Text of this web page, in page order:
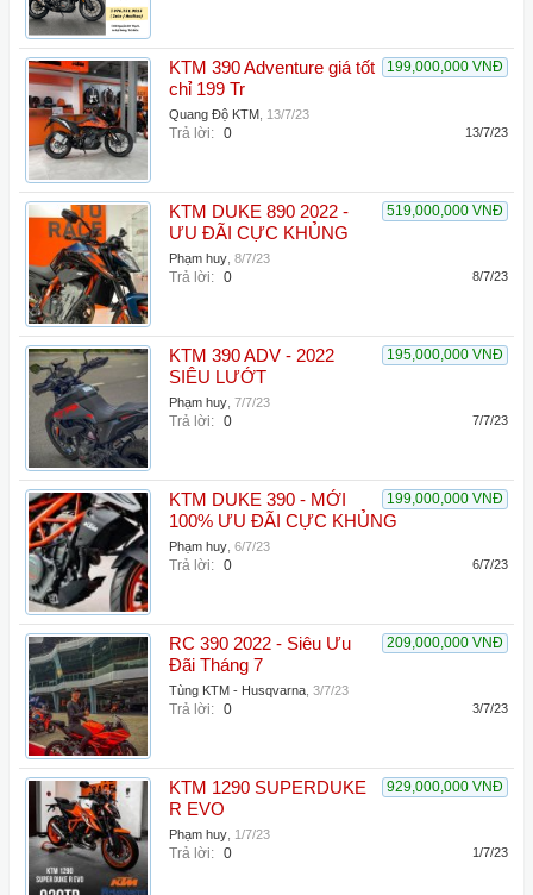
199,000,000 VNĐ
KTM 390 Adventure giá tốt
chỉ 199 Tr
Quang Độ KTM 13/7/23
Trả lời: 0 13/7/23
519,000,000 VNĐ
KTM DUKE 890 2022 -
ƯU ĐÃI CỰC KHỦNG
Phạm huy 8/7/23
Trả lời: 0 8/7/23
195,000,000 VNĐ
KTM 390 ADV - 2022
SIÊU LƯỚT
Phạm huy 7/7/23
Trả lời: 0 7/7/23
199,000,000 VNĐ
KTM DUKE 390 - MỚI
100% ƯU ĐÃI CỰC KHỦNG
Phạm huy 6/7/23
Trả lời: 0 6/7/23
209,000,000 VNĐ
RC 390 2022 - Siêu Ưu
Đãi Tháng 7
Tùng KTM - Husqvarna 3/7/23
Trả lời: 0 3/7/23
929,000,000 VNĐ
KTM 1290 SUPERDUKE
R EVO
Phạm huy 1/7/23
Trả lời: 0 1/7/23